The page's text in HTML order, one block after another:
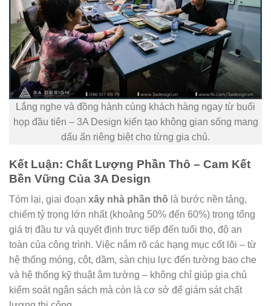
Lắng nghe và đồng hành cùng khách hàng ngay từ buổi
họp đầu tiên – 3A Design kiến tạo không gian sống mang
dấu ấn riêng biệt cho từng gia chủ.
Kết Luận: Chất Lượng Phần Thô – Cam Kết
Bền Vững Của 3A Design
Tóm lại, giai đoạn xây nhà phần thô là bước nền tảng,
chiếm tỷ trọng lớn nhất (khoảng 50% đến 60%) trong tổng
giá trị đầu tư và quyết định trực tiếp đến tuổi thọ, độ an
toàn của công trình. Việc nắm rõ các hạng mục cốt lõi – từ
hệ thống móng, cột, dầm, sàn chịu lực đến tường bao che
và hệ thống kỹ thuật âm tường – không chỉ giúp gia chủ
kiểm soát ngân sách mà còn là cơ sở để giám sát chất